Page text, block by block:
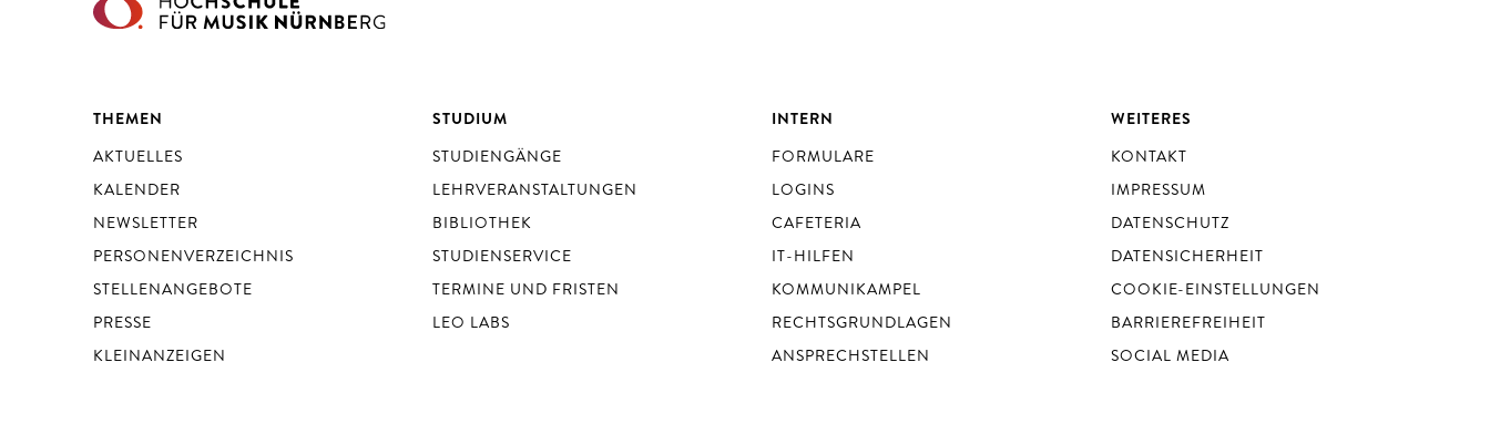
THEMEN
AKTUELLES
KALENDER
NEWSLETTER
PERSONENVERZEICHNIS
STELLENANGEBOTE
PRESSE
KLEINANZEIGEN
STUDIUM
STUDIENGÄNGE
LEHRVERANSTALTUNGEN
BIBLIOTHEK
STUDIENSERVICE
TERMINE UND FRISTEN
LEO LABS
INTERN
FORMULARE
LOGINS
CAFETERIA
IT-HILFEN
KOMMUNIKAMPEL
RECHTSGRUNDLAGEN
ANSPRECHSTELLEN
WEITERES
KONTAKT
IMPRESSUM
DATENSCHUTZ
DATENSICHERHEIT
COOKIE-EINSTELLUNGEN
BARRIEREFREIHEIT
SOCIAL MEDIA